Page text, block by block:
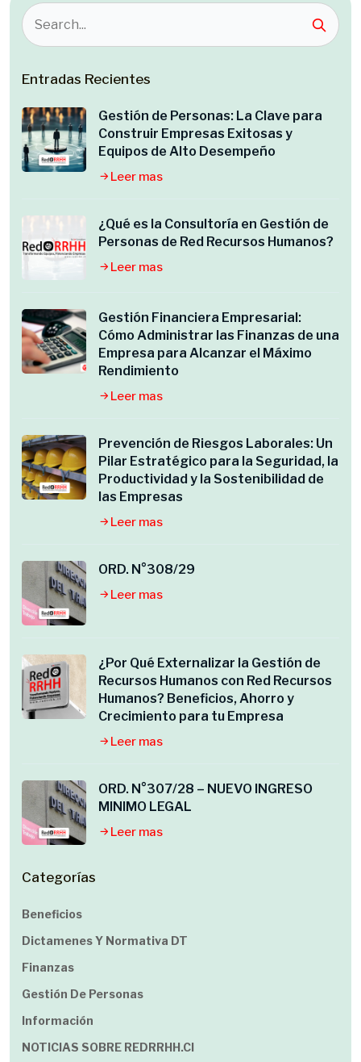
Entradas Recientes
Gestión de Personas: La Clave para
Construir Empresas Exitosas y
Equipos de Alto Desempeño
Leer mas
¿Qué es la Consultoría en Gestión de
Personas de Red Recursos Humanos?
Leer mas
Gestión Financiera Empresarial:
Cómo Administrar las Finanzas de una
Empresa para Alcanzar el Máximo
Rendimiento
Leer mas
Prevención de Riesgos Laborales: Un
Pilar Estratégico para la Seguridad, la
Productividad y la Sostenibilidad de
las Empresas
Leer mas
ORD. N°308/29
Leer mas
¿Por Qué Externalizar la Gestión de
Recursos Humanos con Red Recursos
Humanos? Beneficios, Ahorro y
Crecimiento para tu Empresa
Leer mas
ORD. N°307/28 – NUEVO INGRESO
MINIMO LEGAL
Leer mas
Categorías
Beneficios
Dictamenes Y Normativa DT
Finanzas
Gestión De Personas
Información
NOTICIAS SOBRE REDRRHH.cl